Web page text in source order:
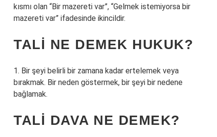
kısmı olan “Bir mazereti var”, “Gelmek istemiyorsa bir
mazereti var” ifadesinde ikincildir.
TALI NE DEMEK HUKUK?
1. Bir şeyi belirli bir zamana kadar ertelemek veya
bırakmak. Bir neden göstermek, bir şeyi bir nedene
bağlamak.
TALI DAVA NE DEMEK?